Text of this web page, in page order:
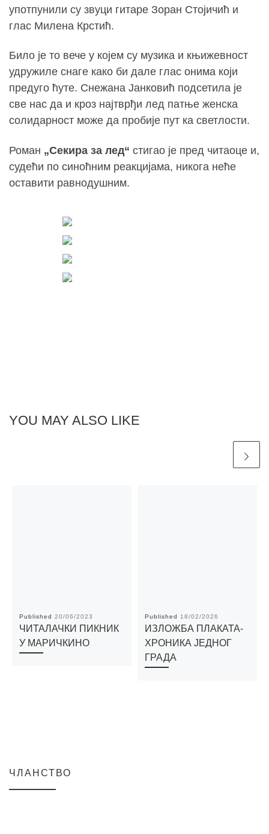
употпунили су звуци гитаре Зоран Стојичић и
глас Милена Крстић.
Било је то вече у којем су музика и књижевност
удружиле снаге како би дале глас онима који
предуго ћуте. Снежана Јанковић подсетила је
све нас да и кроз најтврђи лед патње женска
солидарност може да пробије пут ка светлости.
Роман „Секира за лед“ стигао је пред читаоце и,
судећи по синоћним реакцијама, никога неће
оставити равнодушним.
YOU MAY ALSO LIKE
Published 20/06/2023
ЧИТАЛАЧКИ ПИКНИК
У МАРИЧКИНО
Published 18/02/2026
ИЗЛОЖБА ПЛАКАТА-
ХРОНИКА ЈЕДНОГ
ГРАДА
ЧЛАНСТВО